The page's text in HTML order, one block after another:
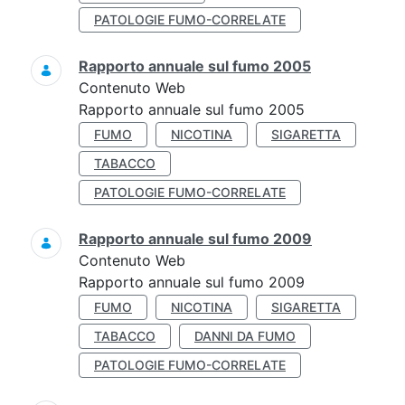
PATOLOGIE FUMO-CORRELATE
Rapporto annuale sul fumo 2005
Contenuto Web
Rapporto annuale sul fumo 2005
FUMO NICOTINA
SIGARETTA
TABACCO
PATOLOGIE FUMO-CORRELATE
Rapporto annuale sul fumo 2009
Contenuto Web
Rapporto annuale sul fumo 2009
FUMO NICOTINA
SIGARETTA
TABACCO
DANNI DA FUMO
PATOLOGIE FUMO-CORRELATE